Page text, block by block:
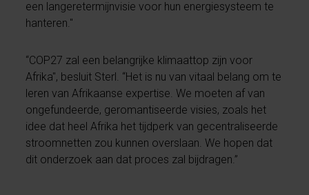
een langeretermijnvisie voor hun energiesysteem te
hanteren."
“COP27 zal een belangrijke klimaattop zijn voor
Afrika", besluit Sterl. “Het is nu van vitaal belang om te
leren van Afrikaanse expertise. We moeten af van
ongefundeerde, geromantiseerde visies, zoals het
idee dat heel Afrika het tijdperk van gecentraliseerde
stroomnetten zou kunnen overslaan. We hopen dat
dit onderzoek aan dat proces zal bijdragen.”